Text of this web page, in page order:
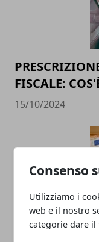
Consenso
Utilizziamo i
web e il nostro
categorie dare il
FISCALE:
15/10/2024
Simulazione